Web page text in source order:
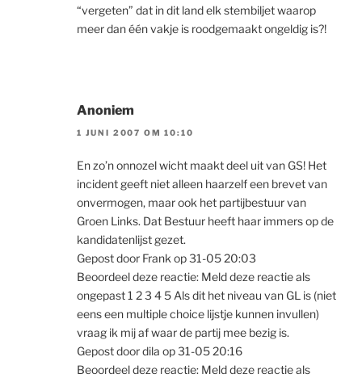
“vergeten” dat in dit land elk stembiljet waarop
meer dan één vakje is roodgemaakt ongeldig is?!
Anoniem
1 JUNI 2007 OM 10:10
En zo’n onnozel wicht maakt deel uit van GS! Het
incident geeft niet alleen haarzelf een brevet van
onvermogen, maar ook het partijbestuur van
Groen Links. Dat Bestuur heeft haar immers op de
kandidatenlijst gezet.
Gepost door Frank op 31-05 20:03
Beoordeel deze reactie: Meld deze reactie als
ongepast 1 2 3 4 5 Als dit het niveau van GL is (niet
eens een multiple choice lijstje kunnen invullen)
vraag ik mij af waar de partij mee bezig is.
Gepost door dila op 31-05 20:16
Beoordeel deze reactie: Meld deze reactie als